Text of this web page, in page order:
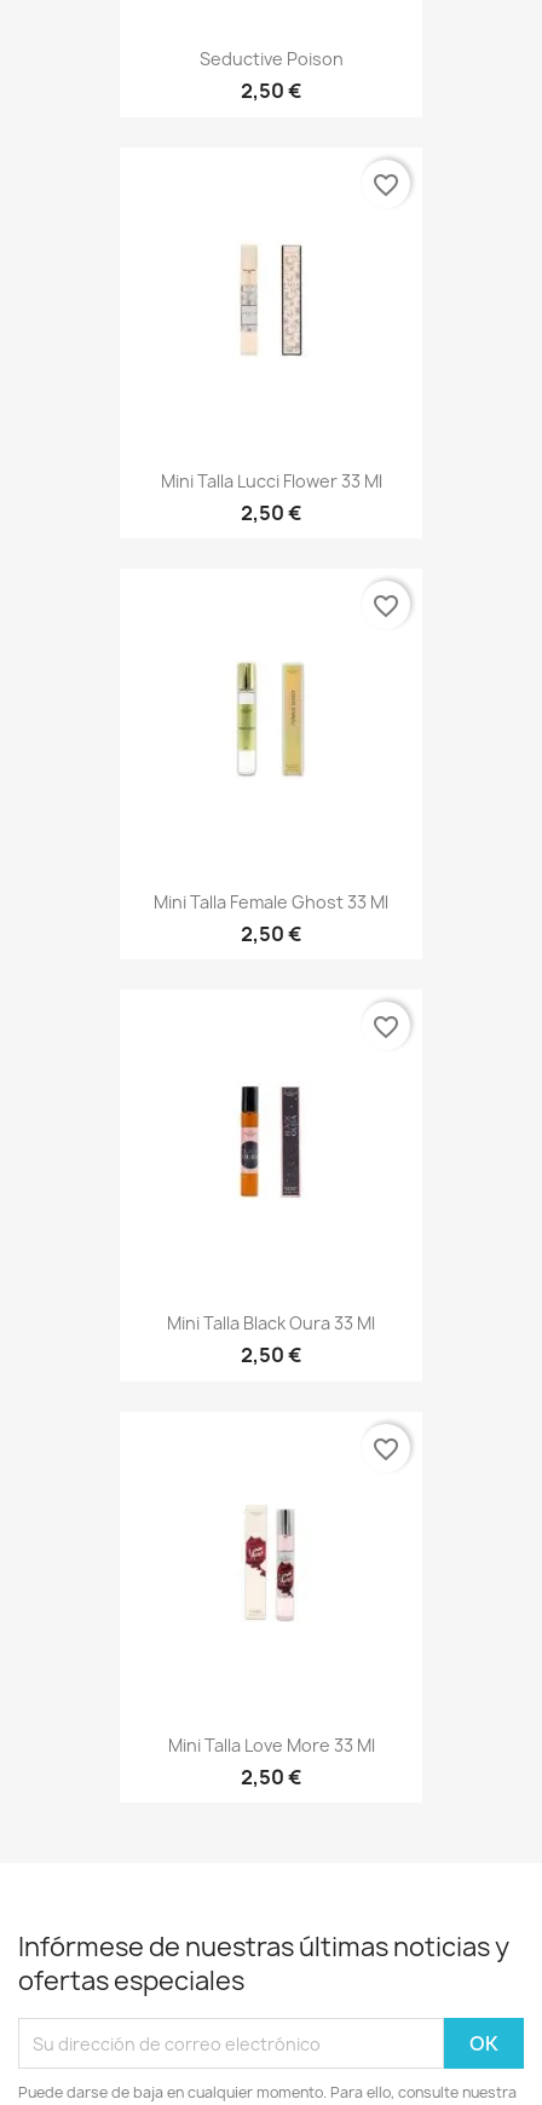
Seductive Poison
2,50 €
Mini Talla Lucci Flower 33 Ml
2,50 €
favorite_border
Mini Talla Female Ghost 33 Ml
2,50 €
favorite_border
Mini Talla Black Oura 33 Ml
2,50 €
favorite_border
Mini Talla Love More 33 Ml
2,50 €
favorite_border
Infórmese de nuestras últimas noticias y
ofertas especiales
Puede darse de baja en cualquier momento. Para ello, consulte nuestra